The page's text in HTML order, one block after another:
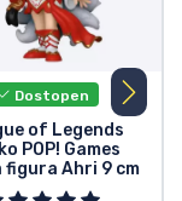
Dostopen
of Legends
POP! Games
figura Ahri 9 cm